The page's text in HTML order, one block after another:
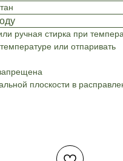
ручная стирка при
или отпаривать
плоскости в